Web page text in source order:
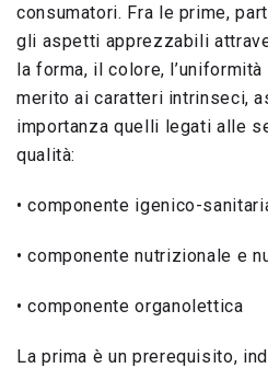
consumatori. Fra le prime,
gli aspetti apprezzabili
la forma, il colore,
merito ai caratteri intrinseci,
importanza quelli legati alle
qualità:
• componente igenico-
• componente nutrizionale e
• componente organolettica
La prima è un prerequisito,